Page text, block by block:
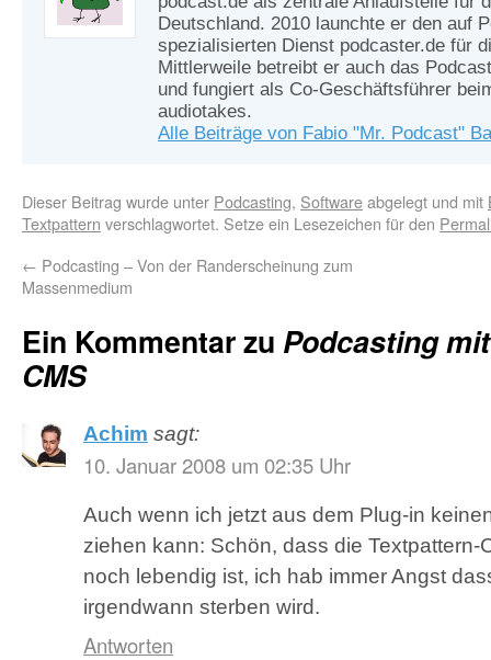
Deutschland. 2010 launchte er den auf
spezialisierten Dienst podcaster.de für
Mittlerweile betreibt er auch das
und fungiert als Co-Geschäftsführer
audiotakes.
Alle Beiträge von Fabio "Mr. Podcast"
Dieser Beitrag wurde unter Podcasting, Softwareabgelegt und mit
Textpattern verschlagwortet. Setze ein Lesezeichen für den
← Podcasting – Von der Randerscheinung zum
Massenmedium
Ein Kommentar zu Podcasting
CMS
Achim sagt:
10. Januar 2008 um 02:35 Uhr
Auch wenn ich jetzt aus dem Plug-in
ziehen kann: Schön, dass die Textpattern-
noch lebendig ist, ich hab immer Angst
irgendwann sterben wird.
Antworten